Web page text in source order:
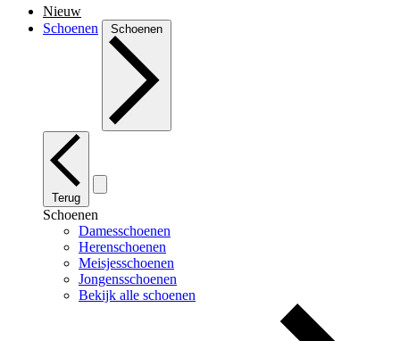
Nieuw
Schoenen
Schoenen
Terug
Schoenen
Damesschoenen
Herenschoenen
Meisjesschoenen
Jongensschoenen
Bekijk alle schoenen